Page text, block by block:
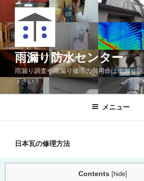
雨漏り防水センター
雨漏り調査や雨漏り修理の御用命は雨漏り
下さい！
メニュー
日本瓦の修理方法
Contents [hide]